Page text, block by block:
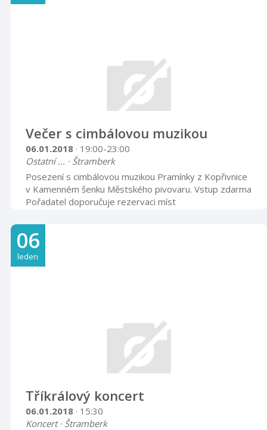
Večer s cimbálovou muzikou
06.01.2018 · 19:00-23:00
Ostatní ... · Štramberk
Posezení s cimbálovou muzikou Pramínky z Kopřivnice
v Kamenném šenku Městského pivovaru. Vstup zdarma
Pořadatel doporučuje rezervaci míst
06
leden
Tříkrálový koncert
06.01.2018 · 15:30
Koncert · Štramberk